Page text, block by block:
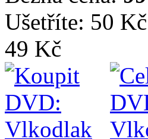
Ušetříte: 50 Kč
49 Kč